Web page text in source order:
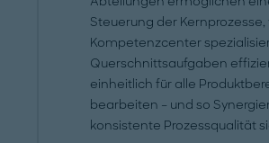
Steuerung der
Kompetenzcenter
Querschnittsaufgaben
einheitlich für alle
bearbeiten – und so
konsistente Prozessqualität